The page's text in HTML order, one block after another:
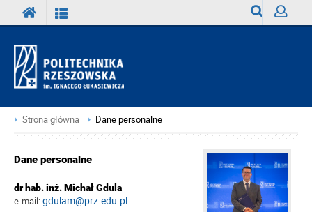
Strona główna Dane personalne
Dane personalne
dr hab. inż. Michał Gdula
e-mail:gdulam@prz.edu.pl